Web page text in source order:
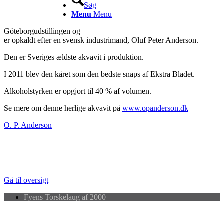
Søg
Menu Menu
Göteborgudstillingen og
er opkaldt efter en svensk industrimand, Oluf Peter Anderson.
Den er Sveriges ældste akvavit i produktion.
I 2011 blev den kåret som den bedste snaps af Ekstra Bladet.
Alkoholstyrken er opgjort til 40 % af volumen.
Se mere om denne herlige akvavit på www.opanderson.dk
O. P. Anderson
Gå til oversigt
Fyens Torskelaug af 2000